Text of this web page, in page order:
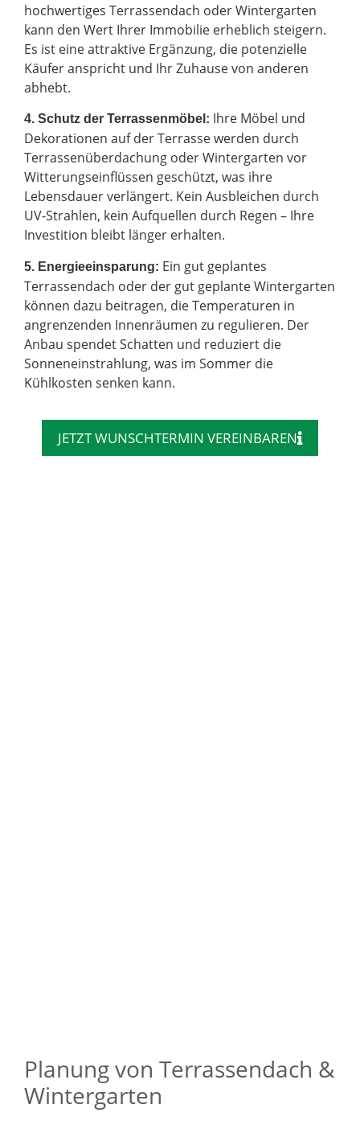
hochwertiges Terrassendach oder Wintergarten
kann den Wert Ihrer Immobilie erheblich steigern.
Es ist eine attraktive Ergänzung, die potenzielle
Käufer anspricht und Ihr Zuhause von anderen
abhebt.
4. Schutz der Terrassenmöbel: Ihre Möbel und
Dekorationen auf der Terrasse werden durch
Terrassenüberdachung oder Wintergarten vor
Witterungseinflüssen geschützt, was ihre
Lebensdauer verlängert. Kein Ausbleichen durch
UV-Strahlen, kein Aufquellen durch Regen – Ihre
Investition bleibt länger erhalten.
5. Energieeinsparung: Ein gut geplantes
Terrassendach oder der gut geplante Wintergarten
können dazu beitragen, die Temperaturen in
angrenzenden Innenräumen zu regulieren. Der
Anbau spendet Schatten und reduziert die
Sonneneinstrahlung, was im Sommer die
Kühlkosten senken kann.
JETZT WUNSCHTERMIN VEREINBAREN
Planung von Terrassendach &
Wintergarten